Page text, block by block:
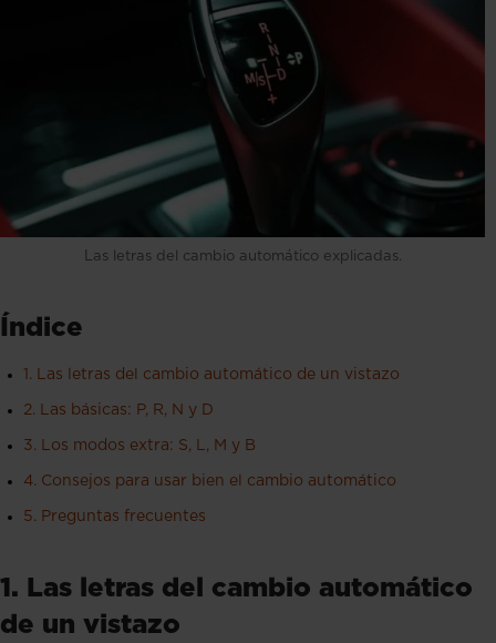
Las letras del cambio automático explicadas.
Índice
1. Las letras del cambio automático de un vistazo
2. Las básicas: P, R, N y D
3. Los modos extra: S, L, M y B
4. Consejos para usar bien el cambio automático
5. Preguntas frecuentes
1. Las letras del cambio automático
de un vistazo